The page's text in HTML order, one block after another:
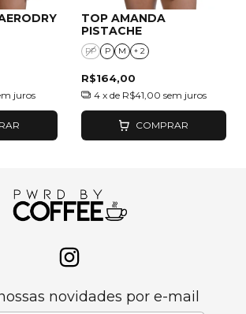
juros
TOP AMANDA
PISTACHE
PP P M + 2
R$164,00
4 x de R$41,00 sem juros
COMPRAR
novidades por e-mail